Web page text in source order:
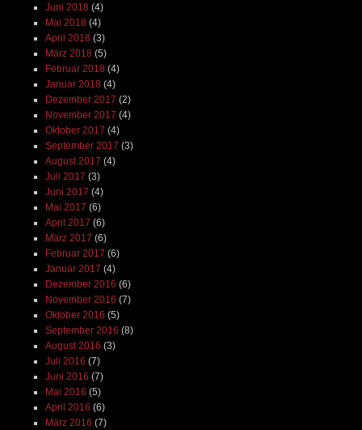
Juni 2018 (4)
Mai 2018 (4)
April 2018 (3)
März 2018 (5)
Februar 2018 (4)
Januar 2018 (4)
Dezember 2017 (2)
November 2017 (4)
Oktober 2017 (4)
September 2017 (3)
August 2017 (4)
Juli 2017 (3)
Juni 2017 (4)
Mai 2017 (6)
April 2017 (6)
März 2017 (6)
Februar 2017 (6)
Januar 2017 (4)
Dezember 2016 (6)
November 2016 (7)
Oktober 2016 (5)
September 2016 (8)
August 2016 (3)
Juli 2016 (7)
Juni 2016 (7)
Mai 2016 (5)
April 2016 (6)
März 2016 (7)